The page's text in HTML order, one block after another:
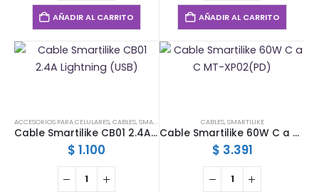
AÑADIR AL CARRITO AÑADIR AL CARRITO
ACCESORIOS PARA CELULARES,CABLES,SMARTILIKE
Cable Smartilike CB01 2.4A Lightning (USB)
$ 1.100
CABLES,SMARTILIKE
Cable Smartilike 60W C a C MT-XP02(PD)
$ 3.391